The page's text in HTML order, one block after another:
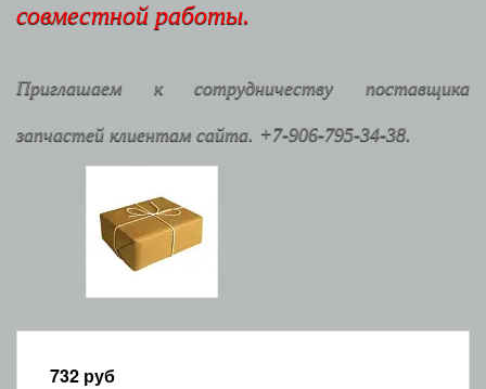
совместной работы.
Приглашаем к сотрудничеству поставщика
запчастей клиентам сайта. +7-906-795-34-38.
732 руб